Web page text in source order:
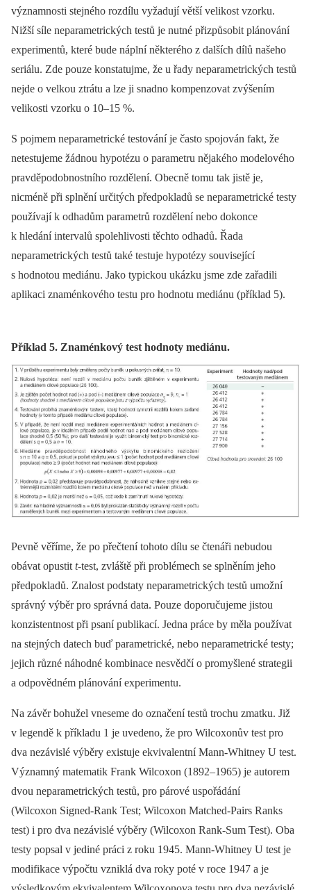
významnosti stejného rozdílu vyžadují větší velikost vzorku.
Nižší síle neparametrických testů je nutné přizpůsobit plánování
experimentů, které bude náplní ně­kte­rého z dalších dílů našeho
seriálu. Zde pouze konstatujme, že u řady neparametrických testů
nejde o velkou ztrátu a lze ji snadno kompenzovat zvýšením
velikosti vzorku o 10–15 %.
S pojmem neparametrické testování je často spojován fakt, že
netestujeme žádnou hypotézu o parametru nějakého modelového
pravděpodobnostního rozdělení. Obecně tomu tak jistě je,
nicméně při splnění určitých předpokladů se neparametrické testy
používají k odhadům parametrů rozdělení nebo dokonce
k hledání intervalů spolehlivosti těchto odhadů. Řada
neparametrických testů také testuje hypotézy související
s hodnotou mediánu. Jako typickou ukázku jsme zde zařadili
aplikaci znaménkového testu pro hodnotu mediánu (příklad 5).
Příklad 5. Znaménkový test hodnoty mediánu.
Pevně věříme, že po přečtení tohoto dílu se čtenáři nebudou
obávat opustit t‑test, zvláště při problémech se splněním jeho
předpokladů. Znalost podstaty neparametrických testů umožní
správný výběr pro správná data. Pouze doporučujeme jistou
konzistentnost při psaní publikací. Jedna práce by měla používat
na stejných datech buď parametrické, nebo neparametrické testy;
jejich různé náhodné kombinace nesvědčí o promyšlené strategii
a odpovědném plánování experimentu.
Na závěr bohužel vneseme do označení testů trochu zmatku. Již
v legendě k příkladu 1 je uvedeno, že pro Wilcoxonův test pro
dva nezávislé výběry existuje ekvivalentní Mann‑Whitney U test.
Významný matematik Frank Wilcoxon (1892–1965) je autorem
dvou neparametrických testů, pro párové uspořádání
(Wilcoxon Signed-Rank Test; Wilcoxon Matched-Pairs Ranks
test) i pro dva nezávislé výběry (Wilcoxon Rank-Sum Test). Oba
testy popsal v jediné práci z roku 1945. Mann‑Whitney U test je
modifikace výpočtu vzniklá dva roky poté v roce 1947 a je